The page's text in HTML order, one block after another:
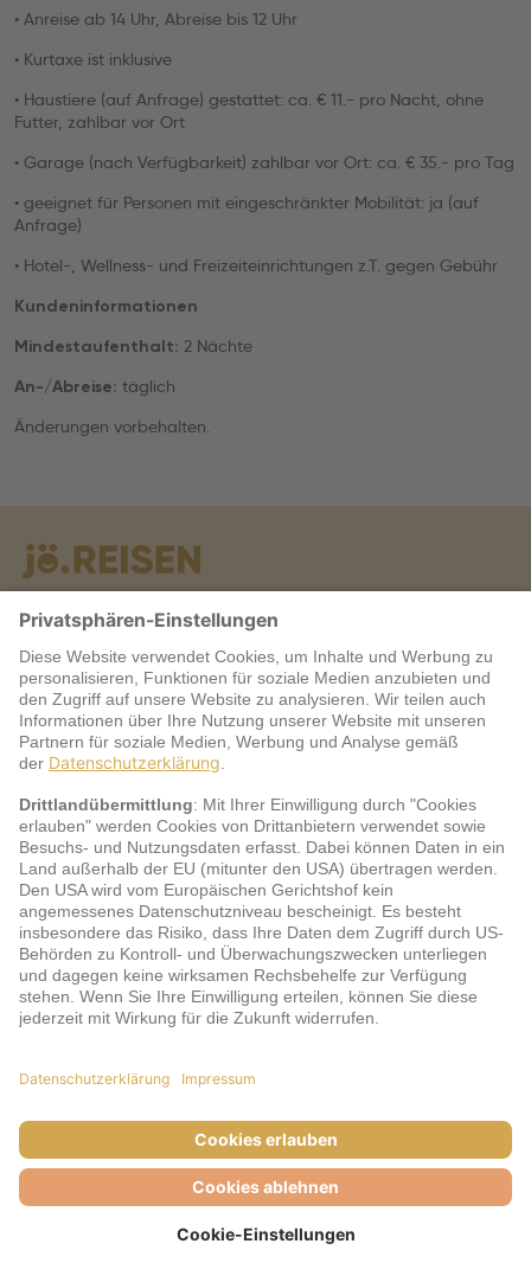
• Anreise ab 14 Uhr, Abreise bis 12 Uhr
• Kurtaxe ist inklusive
• Haustiere (auf Anfrage) gestattet: ca. € 11.- pro Nacht, ohne
Futter, zahlbar vor Ort
• Garage (nach Verfügbarkeit) zahlbar vor Ort: ca. € 35.- pro Tag
• geeignet für Personen mit eingeschränkter Mobilität: ja (auf
Anfrage)
• Hotel-, Wellness- und Freizeiteinrichtungen z.T. gegen Gebühr
Kundeninformationen
Mindestaufenthalt: 2 Nächte
An-/Abreise: täglich
Änderungen vorbehalten.
Warum jö?
Service
jö Bonus Club Partner
Zahlungsarten & Sicherheit
AGB
Datenschutz